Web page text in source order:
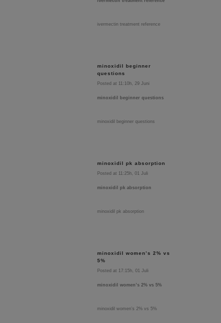
ivermectin treatment reference
minoxidil beginner
questions
Posted at 11:10h, 29 Juni
minoxidil beginner questions
minoxidil beginner questions
minoxidil pk absorption
Posted at 11:25h, 01 Juli
minoxidil pk absorption
minoxidil pk absorption
minoxidil women’s 2% vs
5%
Posted at 17:15h, 01 Juli
minoxidil women’s 2% vs 5%
minoxidil women’s 2% vs 5%